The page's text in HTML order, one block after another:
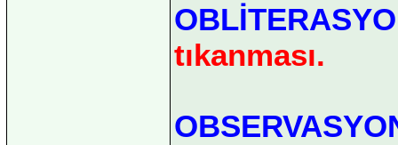
tıkanması.